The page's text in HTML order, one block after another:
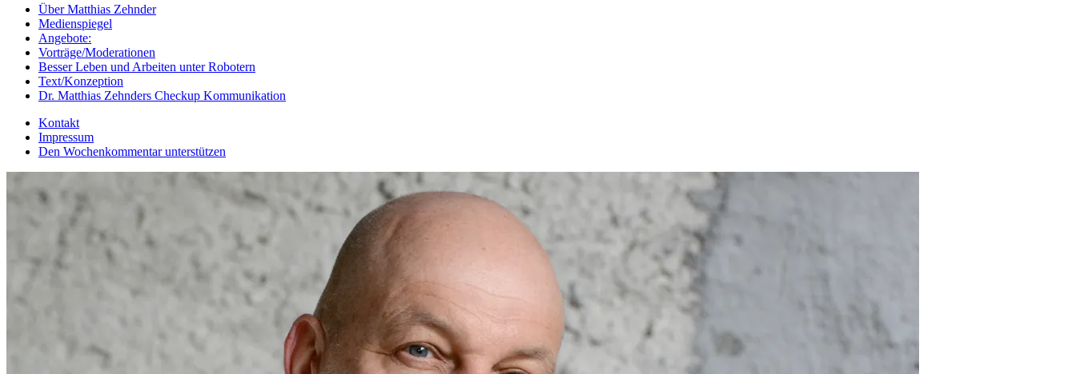
Über Matthias Zehnder
Medienspiegel
Angebote:
Vorträge/Moderationen
Besser Leben und Arbeiten unter Robotern
Text/Konzeption
Dr. Matthias Zehnders Checkup Kommunikation
Kontakt
Impressum
Den Wochenkommentar unterstützen